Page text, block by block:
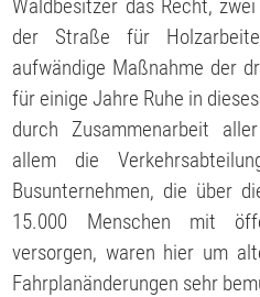
Waldbesitzer das Recht,
der Straße für
aufwändige Maßnahme der
für einige Jahre Ruhe in
durch Zusammenarbeit
allem die
Busunternehmen, die über
15.000 Menschen mit
versorgen, waren hier um
Fahrplanänderungen sehr